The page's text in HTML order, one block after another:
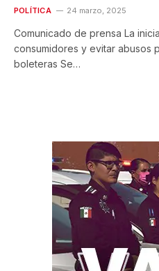
POLÍTICA 24 marzo, 2025
Comunicado de prensa La
consumidores y evitar abusos
boleteras Se…